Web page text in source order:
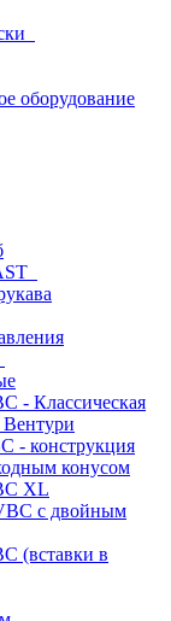
оборудование
- Классическая
Вентури
- конструкция
конусом
XL
с двойным
(вставки в